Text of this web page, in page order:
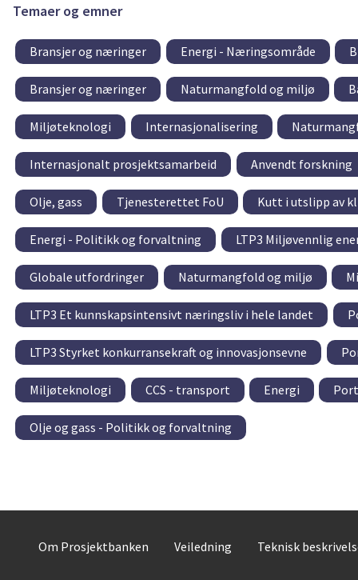
Temaer og emner
Bransjer og næringer Energi - Næringsområde
Bransjer og næringer Naturmangfold og miljø
Miljøteknologi Internasjonalisering
Internasjonalt prosjektsamarbeid Anvendt forskning
Olje, gass Tjenesterettet FoU Kutt i utslipp av
Energi - Politikk og forvaltning LTP3 Miljøvennlig
Globale utfordringer Naturmangfold og miljø
LTP3 Et kunnskapsintensivt næringsliv i hele landet
LTP3 Styrket konkurransekraft og innovasjonsevne
Miljøteknologi CCS - transport Energi
Olje og gass - Politikk og forvaltning
Om Prosjektbanken Veiledning Teknisk